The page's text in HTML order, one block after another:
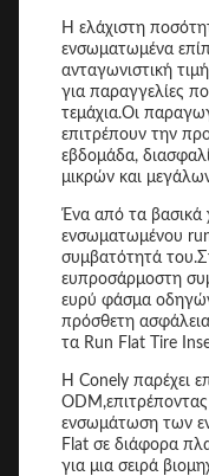
Η ελάχιστη
ενσωματωμένα
ανταγωνιστική
για παραγγελίες
τεμάχια.Οι
επιτρέπουν την
εβδομάδα,
μικρών και
Ένα από τα βασικά
ενσωματωμένου
συμβατότητά
ευπροσάρμοστη
ευρύ φάσμα
πρόσθετη
τα Run Flat Tire
Η Conely παρέχει
ενσωμάτωση των
Flat σε διάφορα
για μια σειρά